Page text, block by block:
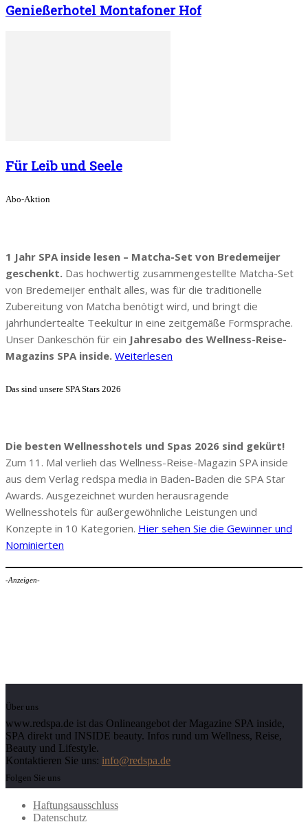
Genießerhotel Montafoner Hof
Für Leib und Seele
Abo-Aktion
1 Jahr SPA inside lesen – Matcha-Set von Bredemeijer
geschenkt. Das hochwertig zusammengestellte Matcha-Set
von Bredemeijer enthält alles, was für die traditionelle
Zubereitung von Matcha benötigt wird, und bringt die
jahrhundertealte Teekultur in eine zeitgemäße Formsprache.
Unser Dankeschön für ein Jahresabo des Wellness-Reise-
Magazins SPA inside. Weiterlesen
Das sind unsere SPA Stars 2026
Die besten Wellnesshotels und Spas 2026 sind gekürt!
Zum 11. Mal verlieh das Wellness-Reise-Magazin SPA inside
aus dem Verlag redspa media in Baden-Baden die SPA Star
Awards. Ausgezeichnet wurden herausragende
Wellnesshotels für außergewöhnliche Leistungen und
Konzepte in 10 Kategorien. Hier sehen Sie die Gewinner und
Nominierten
-Anzeigen-
Über uns
www.redspa.de ist das Onlineangebot der Magazine SPA inside,
SPA direkt und INSIDE beauty. Infos rund um Wellness, Reise,
Beauty und Lifestyle.
Kontaktieren Sie uns: info@redspa.de
Folgen Sie uns
Haftungsausschluss
Datenschutz